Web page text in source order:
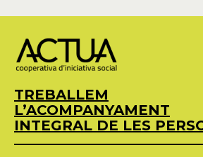
TREBALLEM
L’ACOMPANYAMENT
INTEGRAL DE LES